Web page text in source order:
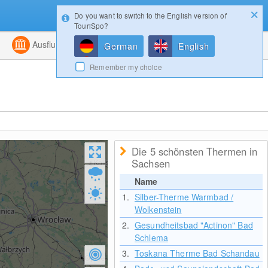
Kombiniert
Ausflugsziele Magazin
Die 5 schönsten Thermen in
Sachsen
Name
1. Silber-Therme Warmbad /
Wolkenstein
2. Gesundheitsbad "Actinon" Bad
Schlema
3. Toskana Therme Bad Schandau
Login
Do you want to switch to the English version of
TouriSpo?
German English
Remember my choice
Konfigurator Gewinnspiele